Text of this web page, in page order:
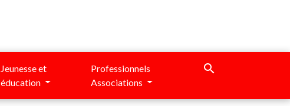
Jeunesse et
éducation
Professionnels
Associations
search